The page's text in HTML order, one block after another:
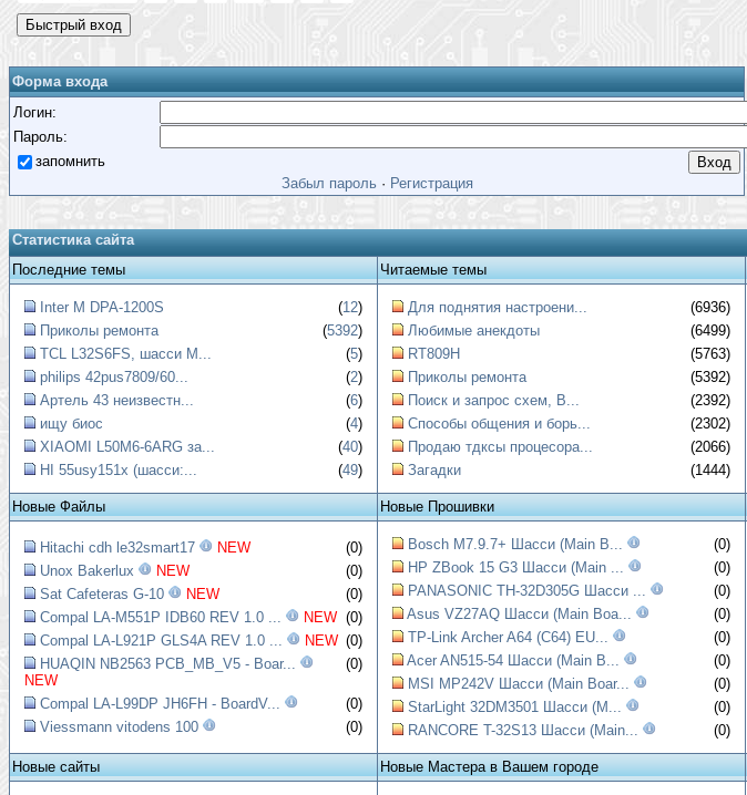
Форма входа
Логин:
Пароль:
запомнить
Забыл пароль · Регистрация
Статистика сайта
Последние темы
Читаемые темы
Inter M DPA-1200S (12)
Приколы ремонта
(5392)
TCL L32S6FS, шасси M...
(5)
philips 42pus7809/60...
(2)
Артель 43 неизвестн...
(6)
ищу биос
(4)
XIAOMI L50M6-6ARG за...
(40)
HI 55usy151x (шасси:...
(49)
Для поднятия настроени...
(6936)
Любимые анекдоты
(6499)
RT809H
(5763)
Приколы ремонта
(5392)
Поиск и запрос схем, B...
(2392)
Способы общения и борь...
(2302)
Продаю тдксы процесора...
(2066)
Загадки
(1444)
Новые Файлы Новые Прошивки
Hitachi cdh le32smart17 NEW
(0)
Unox Bakerlux
NEW
(0)
Sat Cafeteras G-10
NEW
(0)
Compal LA-M551P IDB60 REV 1.0 ...
NEW (0)
Compal LA-L921P GLS4A REV 1.0 ...
NEW (0)
HUAQIN NB2563 PCB_MB_V5 - Boar...
NEW
(0)
Compal LA-L99DP JH6FH - BoardV...
(0)
Viessmann vitodens 100
(0)
Bosch M7.9.7+ Шасси (Main B...
(0)
HP ZBook 15 G3 Шасси (Main ...
(0)
PANASONIC TH-32D305G Шасси ...
(0)
Asus VZ27AQ Шасси (Main Boa...
(0)
TP-Link Archer A64 (C64) EU...
(0)
Acer AN515-54 Шасси (Main B...
(0)
MSI MP242V Шасси (Main Boar...
(0)
StarLight 32DM3501 Шасси (M...
(0)
RANCORE T-32S13 Шасси (Main...
(0)
Новые сайты Новые Мастера в Вашем городе